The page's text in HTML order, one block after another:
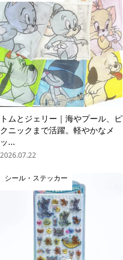
トムとジェリー｜海やプール、ピ
クニックまで活躍。軽やかなメ
ッ...
2026.07.22
シール・ステッカー